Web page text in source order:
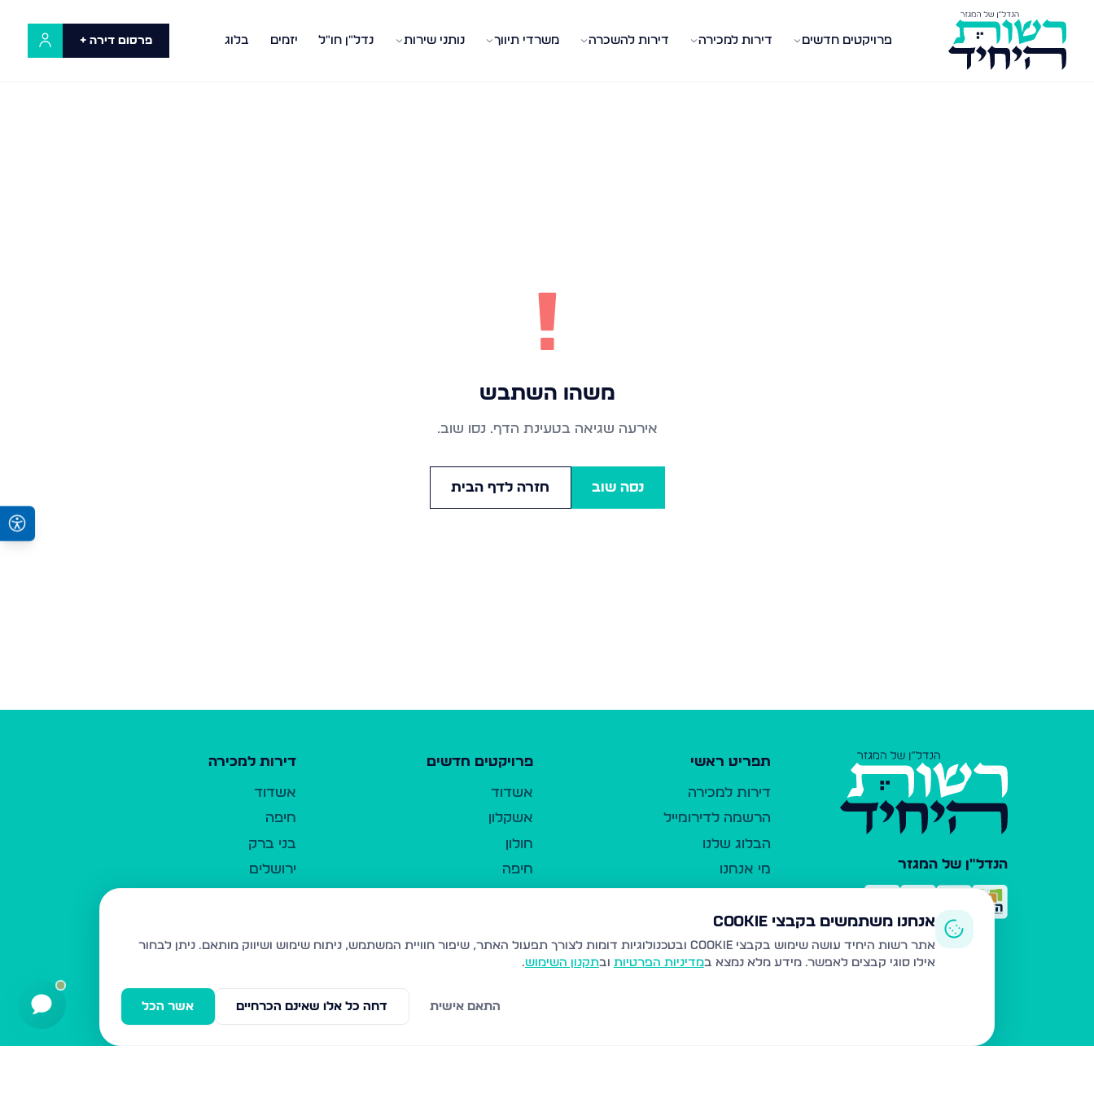
פרויקטים חדשים דירות למכירה דירות להשכרה משרדי תיווך נותני שירות נדל"ן חו"ל יזמים בלוג פרסום דירה +
!
משהו השתבש
אירעה שגיאה בטעינת הדף. נסו שוב.
נסה שוב חזרה לדף הבית
הנדל"ן של המגזר
תפריט ראשי
דירות למכירה
הרשמה לדירומייל
הבלוג שלנו
מי אנחנו
כלי עזר
פרסום ברשות היחיד
משרדי תיווך
פרויקטים חדשים
אשדוד
אשקלון
חולון
חיפה
נהריה
עמנואל
דירות למכירה
אשדוד
חיפה
בני ברק
ירושלים
בית שמש
ביתר עילית
אנחנו משתמשים בקבצי Cookie
אתר רשות היחיד עושה שימוש בקבצי Cookie ובטכנולוגיות דומות לצורך תפעול האתר, שיפור חוויית המשתמש, ניתוח שימוש ושיווק מותאם.
ניתן לבחור
אילו סוגי קבצים לאפשר. מידע מלא נמצא במדיניות הפרטיות ובתקנון השימוש.
אשר הכל דחה כל אלו שאינם הכרחיים התאם אישית